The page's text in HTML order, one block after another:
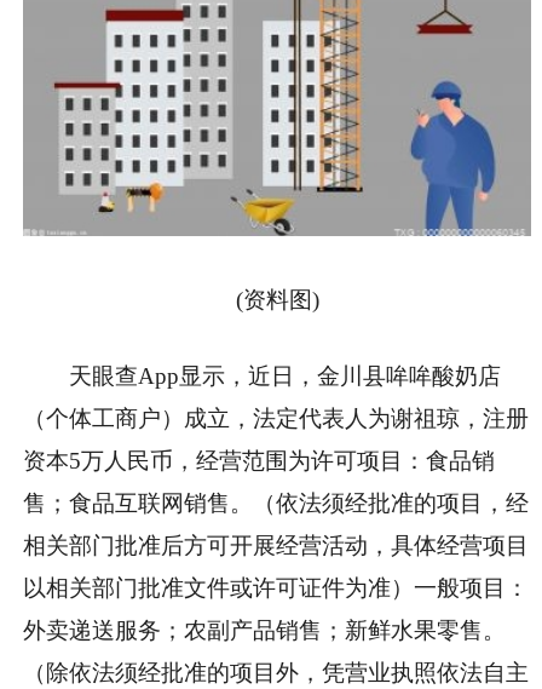
(资料图)
天眼查App显示，近日，金川县哞哞酸奶店
（个体工商户）成立，法定代表人为谢祖琼，注册
资本5万人民币，经营范围为许可项目：食品销
售；食品互联网销售。（依法须经批准的项目，经
相关部门批准后方可开展经营活动，具体经营项目
以相关部门批准文件或许可证件为准）一般项目：
外卖递送服务；农副产品销售；新鲜水果零售。
（除依法须经批准的项目外，凭营业执照依法自主